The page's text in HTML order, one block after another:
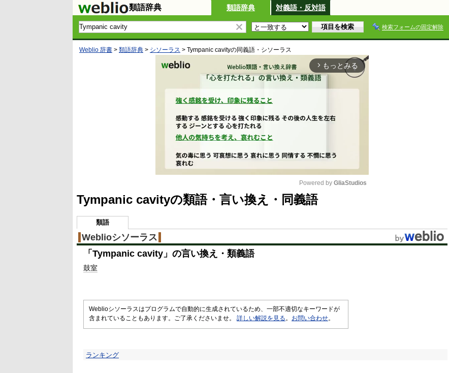
類語辞典 類語辞典 対義語・反対語
検索フォームの固定解除
Weblio 辞書 > 類語辞典 > シソーラス > Tympanic cavityの同義語・シソーラス
arrow_forward_ios もっとみる
Powered by GliaStudios
Tympanic cavityの類語・言い換え・同義語
類語
Weblioシソーラス
「 Tympanic cavity 」の言い換え・類義語
鼓室
Weblioシソーラスはプログラムで自動的に生成されているため、一部不適切なキーワードが
含まれていることもあります。ご了承くださいませ。 詳しい解説を見る 。 お問い合わせ。
ランキング